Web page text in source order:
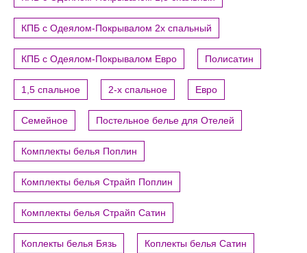
КПБ с Одеялом-Покрывалом 2х спальный
КПБ с Одеялом-Покрывалом Евро Полисатин
1,5 спальное 2-х спальное Евро
Семейное Постельное белье для Отелей
Комплекты белья Поплин
Комплекты белья Страйп Поплин
Комплекты белья Страйп Сатин
Коплекты белья Бязь Коплекты белья Сатин